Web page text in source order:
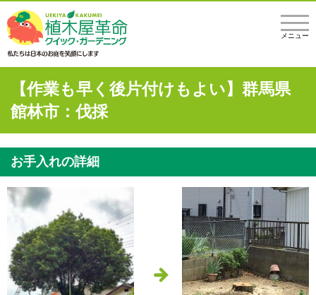
メニュー
【作業も早く後片付けもよい】群馬県
館林市：伐採
お手入れの詳細